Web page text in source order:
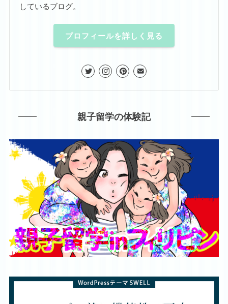
しているブログ。
プロフィールを詳しく見る
親子留学の体験記